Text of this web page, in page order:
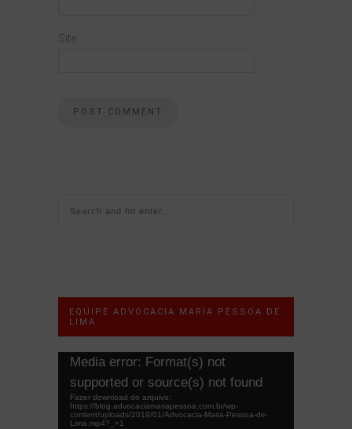
Site
EQUIPE ADVOCACIA MARIA PESSOA DE
LIMA
Tocador
vídeo
Media error: Format(s) not
supported or source(s) not found
Fazer download do arquivo:
https://blog.advocaciamariapessoa.com.br/wp-
content/uploads/2019/01/Advocacia-Maria-Pessoa-de-
Lima.mp4?_=1